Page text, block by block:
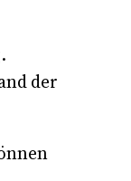
der